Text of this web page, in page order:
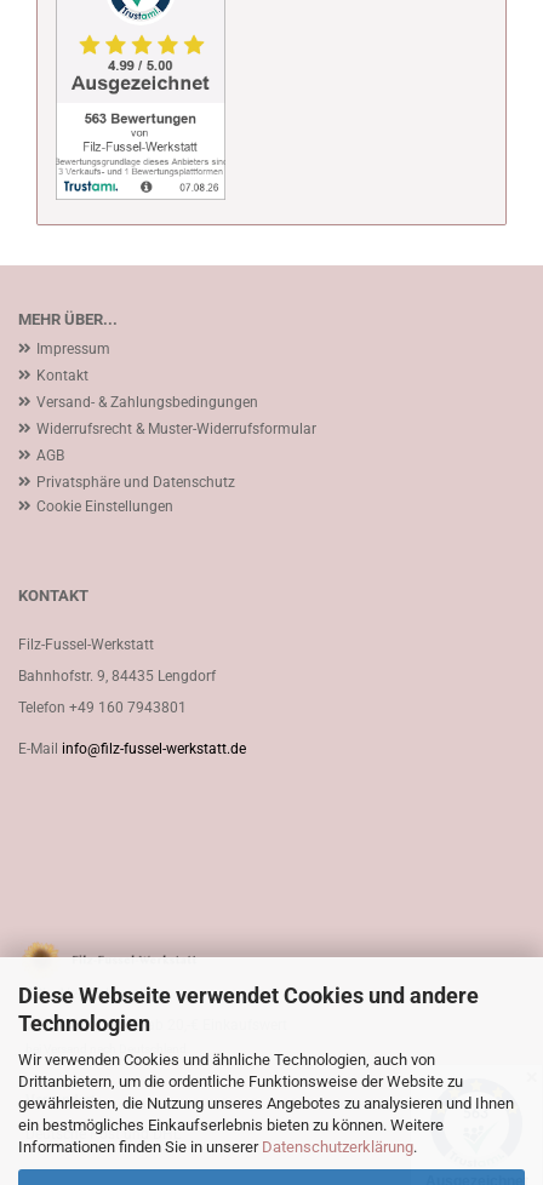
Diese Webseite verwendet Cookies und andere
Technologien
Wir verwenden Cookies und ähnliche Technologien, auch von
Drittanbietern, um die ordentliche Funktionsweise der Website zu
gewährleisten, die Nutzung unseres Angebotes zu analysieren und Ihnen
ein bestmögliches Einkaufserlebnis bieten zu können. Weitere
Informationen finden Sie in unserer Datenschutzerklärung.
MEHR ÜBER...
Impressum
Kontakt
Versand- & Zahlungsbedingungen
Widerrufsrecht & Muster-Widerrufsformular
AGB
Privatsphäre und Datenschutz
Cookie Einstellungen
KONTAKT
Filz-Fussel-Werkstatt
Bahnhofstr. 9, 84435 Lengdorf
Telefon +49 160 7943801
E-Mail info@filz-fussel-werkstatt.de
SSL - Verschlüsselung
Versandkostenfrei ab 20,-€ Einkaufswert
Versandart
Deutsche Post und DHL